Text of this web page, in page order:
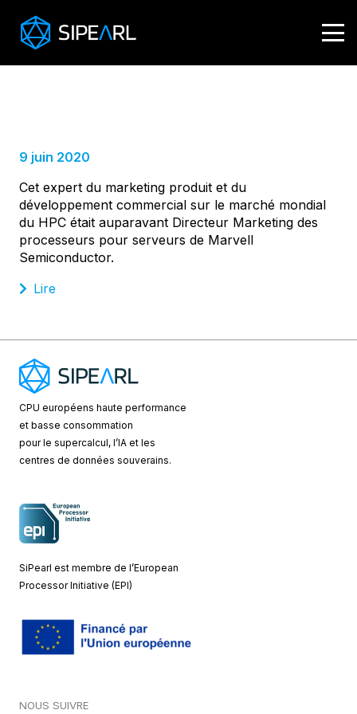
9 juin 2020
Cet expert du marketing produit et du
développement commercial sur le marché mondial
du HPC était auparavant Directeur Marketing des
processeurs pour serveurs de Marvell
Semiconductor.
Lire
CPU européens haute performance
et basse consommation
pour le supercalcul, l’IA et les
centres de données souverains.
SiPearl est membre de l’European
Processor Initiative (EPI)
NOUS SUIVRE